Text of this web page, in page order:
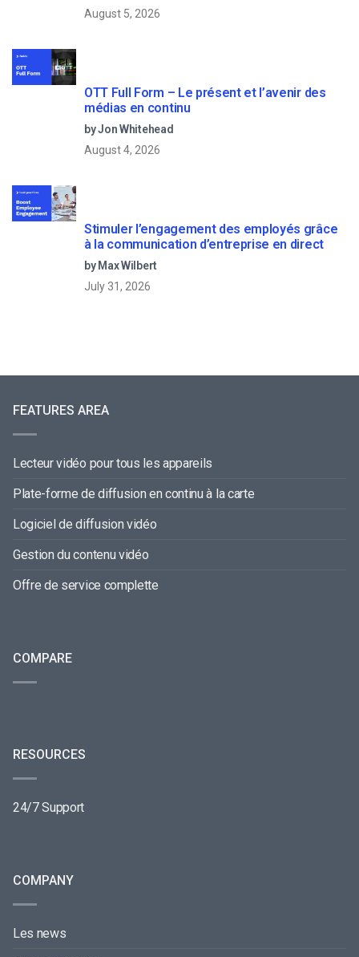
August 5, 2026
OTT Full Form – Le présent et l’avenir des
médias en continu
by Jon Whitehead
August 4, 2026
Stimuler l’engagement des employés grâce
à la communication d’entreprise en direct
by Max Wilbert
July 31, 2026
FEATURES AREA
Lecteur vidéo pour tous les appareils
Plate-forme de diffusion en continu à la carte
Logiciel de diffusion vidéo
Gestion du contenu vidéo
Offre de service complette
COMPARE
RESOURCES
24/7 Support
COMPANY
Les news